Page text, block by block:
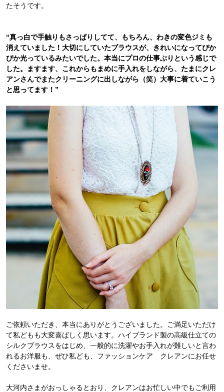
たそうです。
“真っ白で手触りもさっぱりしてて、もちろん、わきの変色ジミも
消えていました！大切にしていたブラウスが、きれいになってぴか
ぴか光っているみたいでした。本当にプロの仕事ぶりという感じで
した。ますます、これからもまめに手入れをしながら、たまにクレ
アンさんでまたクリーニングに出しながら（笑）大事に着ていこう
と思ってます！”
ご依頼いただき、本当にありがとうございました。ご満足いただけ
て私どもも大変喜ばしく思います。ハイブランド製の高級仕立ての
シルクブラウスをはじめ、一般的に洗濯やお手入れが難しいと言わ
れるお洋服も、ぜひ私ども、ファッションケア クレアンにお任せ
くださいませ。
大河内さまがおっしゃるとおり、クレアンはお忙しい中でもご利用